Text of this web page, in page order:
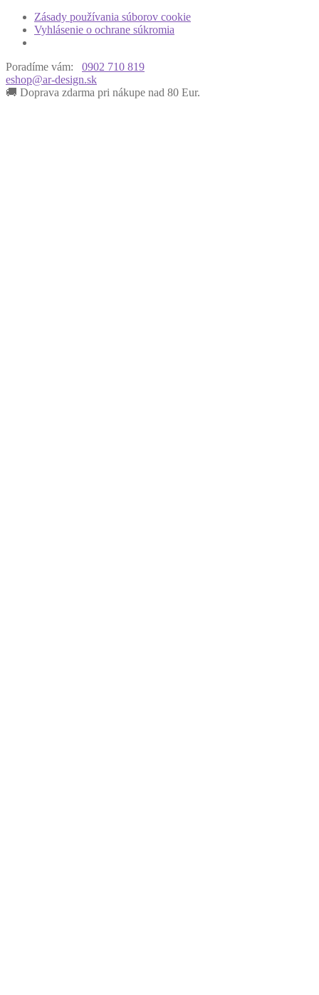
Zásady používania súborov cookie
Vyhlásenie o ochrane súkromia
Poradíme vám:
0902 710 819
eshop@ar-design.sk
🚚 Doprava zdarma pri nákupe nad 80 Eur.